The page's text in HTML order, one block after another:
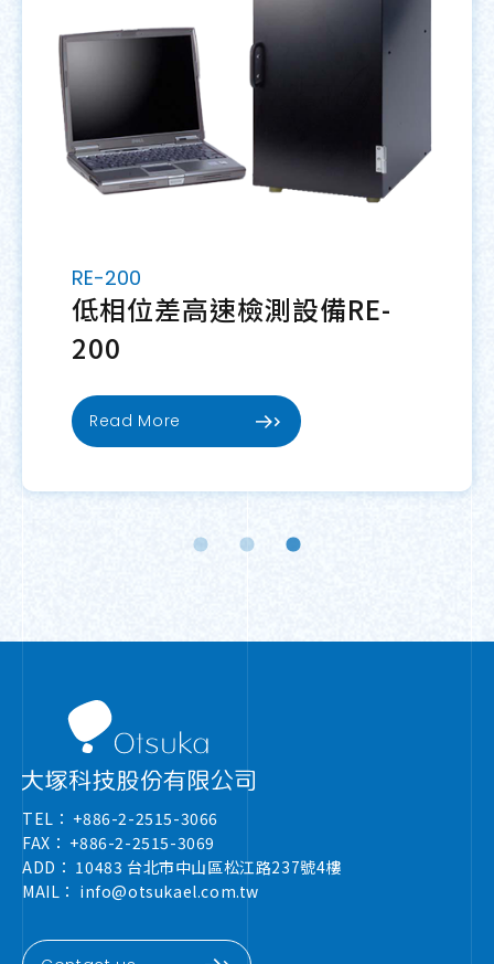
RE-200
低相位差高速檢測設備RE-
200
Read More
TEL： +886-2-2515-3066
FAX： +886-2-2515-3069
ADD： 10483 台北市中山區松江路237號4樓
MAIL： info@otsukael.com.tw